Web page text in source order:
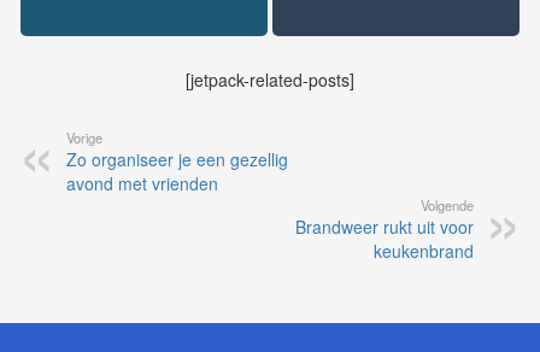
[jetpack-related-posts]
Vorige
Zo organiseer je een gezellig
avond met vrienden
Volgende
Brandweer rukt uit voor
keukenbrand